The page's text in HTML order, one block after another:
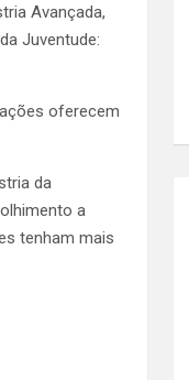
Avançada,
Juventude:
oferecem
da
a
tenham mais